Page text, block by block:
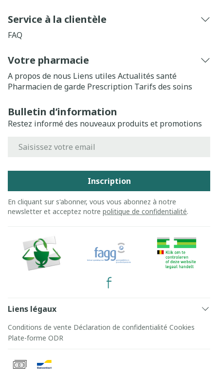
Service à la clientèle
FAQ
Votre pharmacie
A propos de nous Liens utiles Actualités santé
Pharmacien de garde Prescription Tarifs des soins
Bulletin d’information
Restez informé des nouveaux produits et promotions
Inscription
En cliquant sur s'abonner, vous vous abonnez à notre
newsletter et acceptez notre politique de confidentialité.
Liens légaux
Conditions de vente Déclaration de confidentialité Cookies
Plate-forme ODR